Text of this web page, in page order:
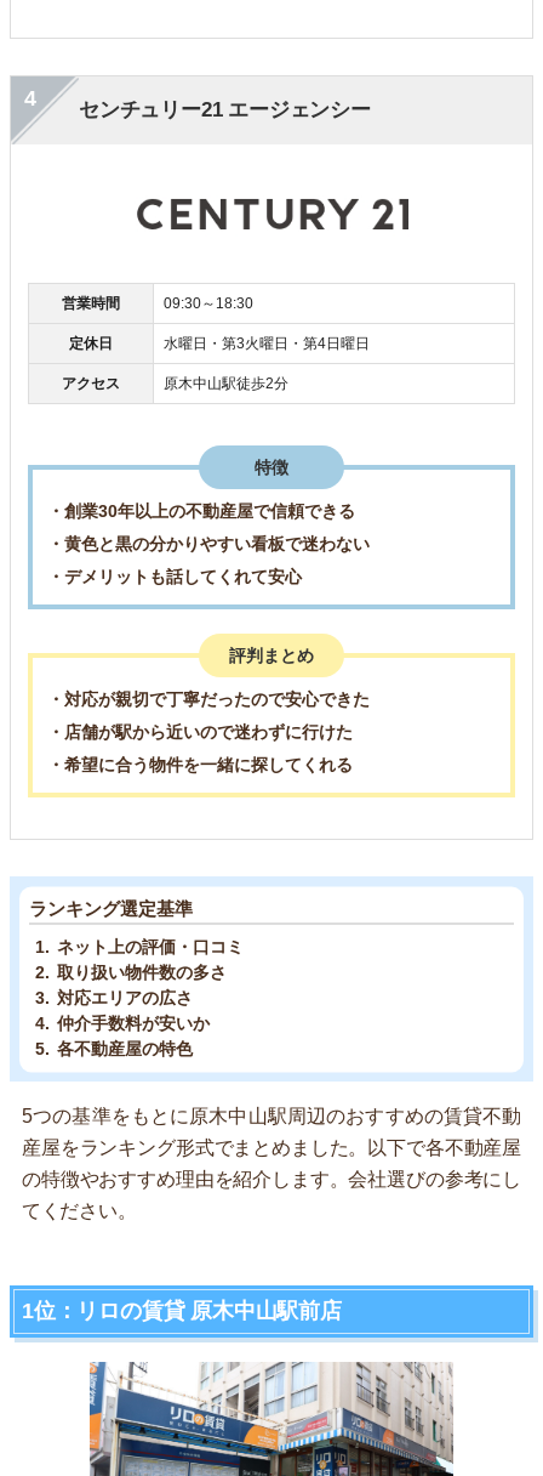
センチュリー21 エージェンシー
4
営業時間 09:30～18:30
定休日 水曜日・第3火曜日・第4日曜日
アクセス 原木中山駅徒歩2分
特徴
・創業30年以上の不動産屋で信頼できる
・黄色と黒の分かりやすい看板で迷わない
・デメリットも話してくれて安心
評判まとめ
・対応が親切で丁寧だったので安心できた
・店舗が駅から近いので迷わずに行けた
・希望に合う物件を一緒に探してくれる
ランキング選定基準
ネット上の評価・口コミ
取り扱い物件数の多さ
対応エリアの広さ
仲介手数料が安いか
各不動産屋の特色
5つの基準をもとに原木中山駅周辺のおすすめの賃貸不動
産屋をランキング形式でまとめました。以下で各不動産屋
の特徴やおすすめ理由を紹介します。会社選びの参考にし
てください。
1位：リロの賃貸 原木中山駅前店